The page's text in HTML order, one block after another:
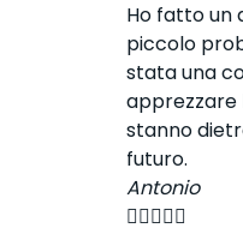
Ho fatto un
piccolo
stata una
apprezzare
stanno
futuro.
Antonio
